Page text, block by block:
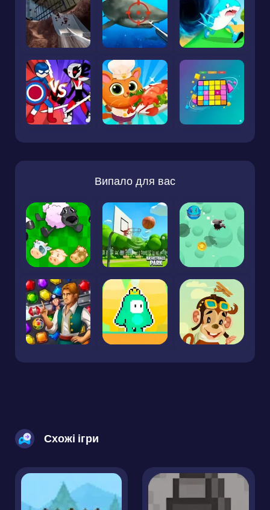
Випало для вас
Схожі ігри